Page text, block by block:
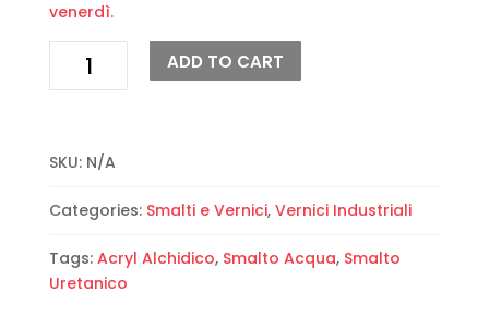
venerdì.
Smalto
all'acqua
“
quantity
ADD TO CART
SKU: N/A
Categories: Smalti e Vernici, Vernici Industriali
Tags: Acryl Alchidico, Smalto Acqua, Smalto
Uretanico